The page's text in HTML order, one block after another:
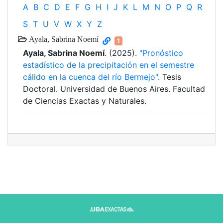
A B C D E F G H I J K L M N O P Q R
S T U V W X Y Z
Ayala, Sabrina Noemí 1
Ayala, Sabrina Noemí. (2025). "Pronóstico
estadístico de la precipitación en el semestre
cálido en la cuenca del río Bermejo". Tesis
Doctoral. Universidad de Buenos Aires. Facultad
de Ciencias Exactas y Naturales.